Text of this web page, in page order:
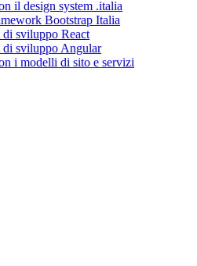
il design system .italia
Bootstrap Italia
sviluppo React
sviluppo Angular
i modelli di sito e servizi